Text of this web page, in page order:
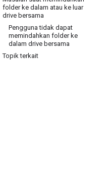
folder ke dalam atau ke luar
drive bersama
Pengguna tidak dapat
memindahkan folder ke
dalam drive bersama
Topik terkait